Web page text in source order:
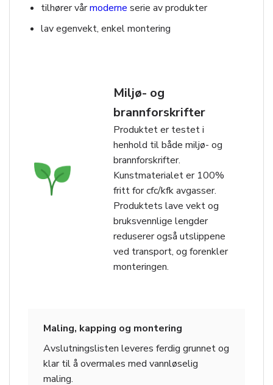
tilhører vårmoderne serie av produkter
lav egenvekt, enkel montering
Miljø- og
brannforskrifter
Produktet er testet i
henhold til både miljø- og
brannforskrifter.
Kunstmaterialet er 100%
fritt for cfc/kfk avgasser.
Produktets lave vekt og
bruksvennlige lengder
reduserer også utslippene
ved transport, og forenkler
monteringen.
Maling, kapping og montering
Avslutningslisten leveres ferdig grunnet og
klar til å overmales med vannløselig
maling.